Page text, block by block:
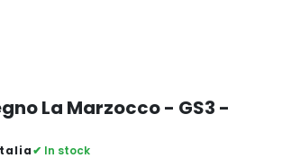
La Marzocco - GS3 -
✔ In stock